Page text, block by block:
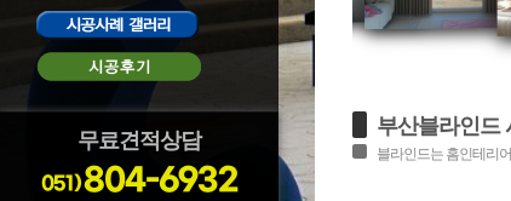
무료견적상담
051)804-6932
부산블라인드
블라인드는 홈인테리